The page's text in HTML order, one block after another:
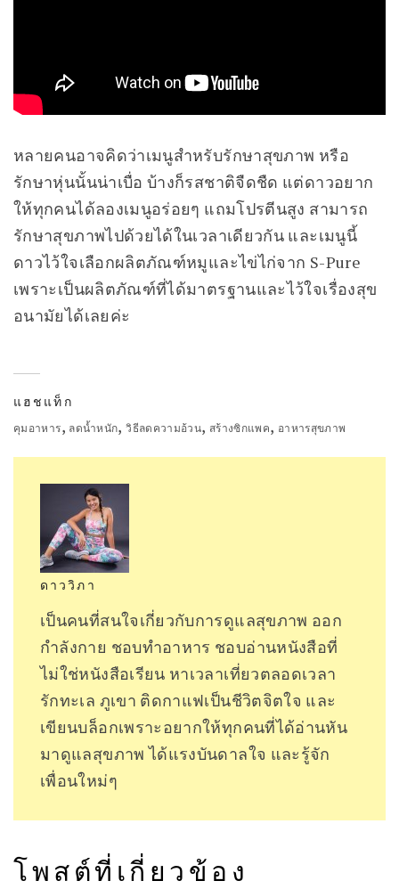
หลายคนอาจคิดว่าเมนูสำหรับรักษาสุขภาพ หรือ
รักษาหุ่นนั้นน่าเบื่อ บ้างก็รสชาติจืดชืด แต่ดาวอยาก
ให้ทุกคนได้ลองเมนูอร่อยๆ แถมโปรตีนสูง สามารถ
รักษาสุขภาพไปด้วยได้ในเวลาเดียวกัน และเมนูนี้
ดาวไว้ใจเลือกผลิตภัณฑ์หมูและไข่ไก่จาก S-Pure
เพราะเป็นผลิตภัณฑ์ที่ได้มาตรฐานและไว้ใจเรื่องสุข
อนามัยได้เลยค่ะ
แฮชแท็ก
คุมอาหาร, ลดน้ำหนัก,วิธีลดความอ้วน, สร้างซิกแพค, อาหารสุขภาพ
ดาววิภา
เป็นคนที่สนใจเกี่ยวกับการดูแลสุขภาพ ออก
กำลังกาย ชอบทำอาหาร ชอบอ่านหนังสือที่
ไม่ใช่หนังสือเรียน หาเวลาเที่ยวตลอดเวลา
รักทะเล ภูเขา ติดกาแฟเป็นชีวิตจิตใจ และ
เขียนบล็อกเพราะอยากให้ทุกคนที่ได้อ่านหัน
มาดูแลสุขภาพ ได้แรงบันดาลใจ และรู้จัก
เพื่อนใหม่ๆ
โพสต์ที่เกี่ยวข้อง